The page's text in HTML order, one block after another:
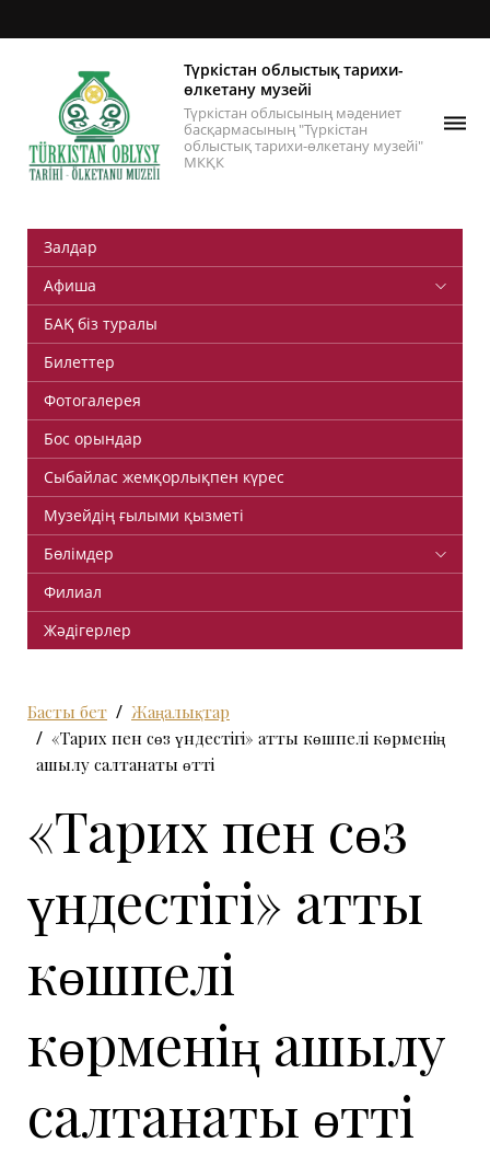
Түркістан облыстық тарихи-
өлкетану музейі
Түркістан облысының мәдениет
басқармасының "Түркістан
облыстық тарихи-өлкетану музейі"
МКҚК
Залдар
Афиша
БАҚ біз туралы
Билеттер
Фотогалерея
Бос орындар
Сыбайлас жемқорлықпен күрес
Музейдің ғылыми қызметі
Бөлімдер
Филиал
Жәдігерлер
Басты бет
Жаңалықтар
«Тарих пен сөз үндестігі» атты көшпелі көрменің
ашылу салтанаты өтті
«Тарих пен сөз
үндестігі» атты
көшпелі
көрменің ашылу
салтанаты өтті